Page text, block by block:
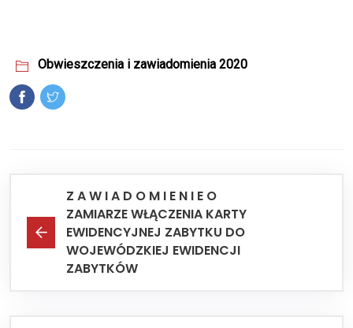
Obwieszczenia i zawiadomienia 2020
Z A W I A D O M I E N I E O
ZAMIARZE WŁĄCZENIA KARTY
EWIDENCYJNEJ ZABYTKU DO
WOJEWÓDZKIEJ EWIDENCJI
ZABYTKÓW